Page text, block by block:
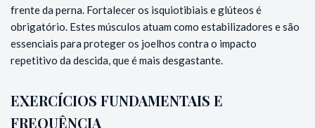
frente da perna. Fortalecer os isquiotibiais e glúteos é
obrigatório. Estes músculos atuam como estabilizadores e são
essenciais para proteger os joelhos contra o impacto
repetitivo da descida, que é mais desgastante.
EXERCÍCIOS FUNDAMENTAIS E
FREQUÊNCIA